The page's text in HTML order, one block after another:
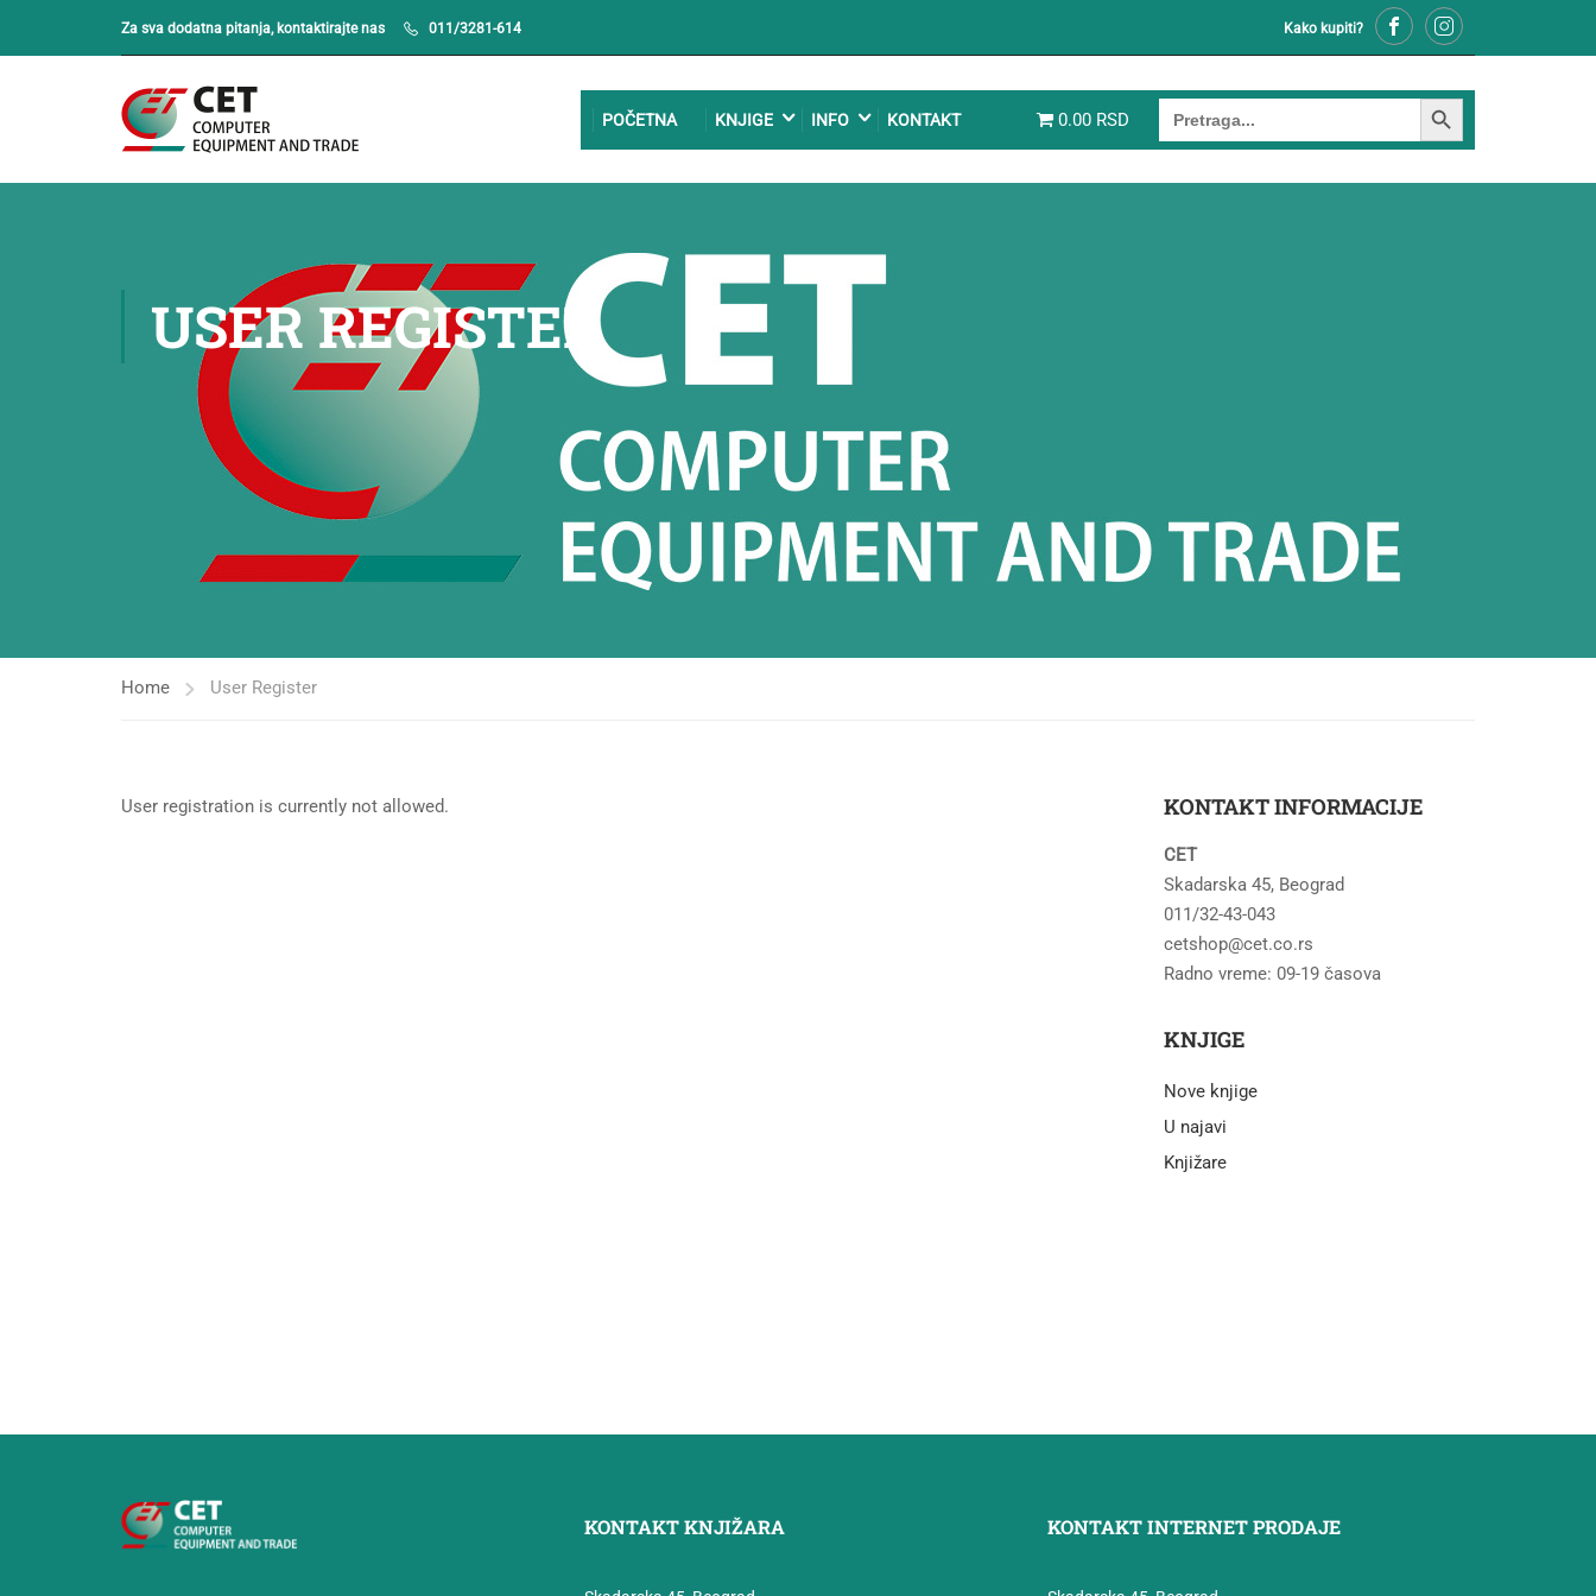
Za sva dodatna pitanja, kontaktirajte nas 011/3281-614 Kako kupiti?
POČETNA KNJIGE INFO KONTAKT 0.00 RSD
Search
for:
SEARCH BUTTON
USER REGISTER
Home User Register
User registration is currently not allowed. KONTAKT INFORMACIJE
CET
Skadarska 45, Beograd
011/32-43-043
cetshop@cet.co.rs
Radno vreme: 09-19 časova
KNJIGE
Nove knjige
U najavi
Knjižare
KONTAKT KNJIŽARA KONTAKT INTERNET PRODAJE